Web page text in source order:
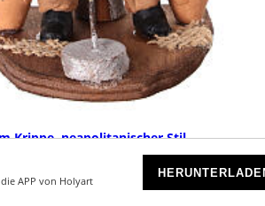
APP von Holyart
Krippe, neapolitanischer Stil